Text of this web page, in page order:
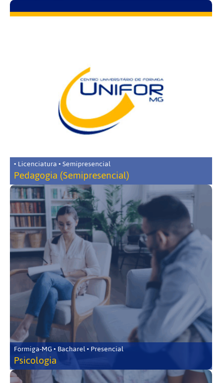
• Licenciatura • Semipresencial
Pedagogia (Semipresencial)
Formiga-MG • Bacharel • Presencial
Psicologia